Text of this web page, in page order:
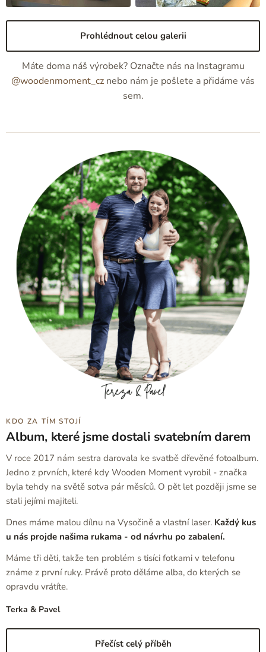
Prohlédnout celou galerii
Máte doma náš výrobek? Označte nás na Instagramu
@woodenmoment_cz nebo nám je pošlete a přidáme vás
sem.
KDO ZA TÍM STOJÍ
Album, které jsme dostali svatebním darem
V roce 2017 nám sestra darovala ke svatbě dřevěné fotoalbum.
Jedno z prvních, které kdy Wooden Moment vyrobil - značka
byla tehdy na světě sotva pár měsíců. O pět let později jsme se
stali jejími majiteli.
Dnes máme malou dílnu na Vysočině a vlastní laser. Každý kus
u nás projde našima rukama - od návrhu po zabalení.
Máme tři děti, takže ten problém s tisíci fotkami v telefonu
známe z první ruky. Právě proto děláme alba, do kterých se
opravdu vrátíte.
Terka & Pavel
Přečíst celý příběh